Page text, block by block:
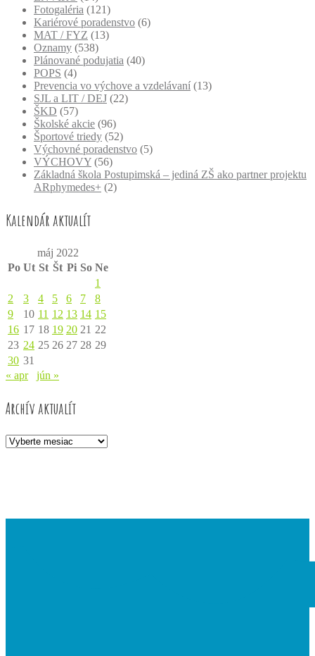
Fotogaléria (121)
Kariérové poradenstvo (6)
MAT / FYZ (13)
Oznamy (538)
Plánované podujatia (40)
POPS (4)
Prevencia vo výchove a vzdelávaní (13)
SJL a LIT / DEJ (22)
ŠKD (57)
Školské akcie (96)
Športové triedy (52)
Výchovné poradenstvo (5)
VÝCHOVY (56)
Základná škola Postupimská – jediná ZŠ ako partner projektu
ARphymedes+ (2)
Kalendár aktualít
máj 2022
Po Ut St Št Pi So Ne
1
2
3 4 5 6 7
8
9
10 11 12 13 14 15
16 17 18 19 20 21 22
23 24 25 26 27 28 29
30 31
« apr
jún »
Archív aktualít
Archív